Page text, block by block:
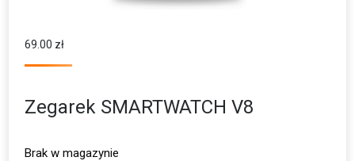
69.00 zł
Zegarek SMARTWATCH V8
Brak w magazynie